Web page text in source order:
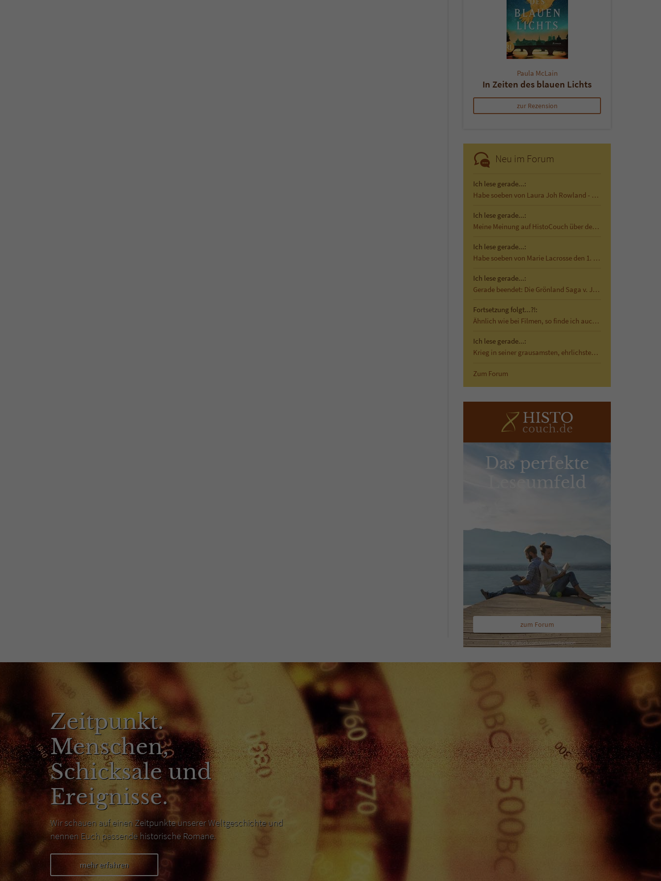
Paula McLain
In Zeiten des blauen Lichts
zur Rezension
Neu im Forum
Ich lese gerade...:
Habe soeben von Laura Joh Rowland - Der…
Ich lese gerade...:
Meine Meinung auf HistoCouch über den historischen…
Ich lese gerade...:
Habe soeben von Marie Lacrosse den 1. Band von Das…
Ich lese gerade...:
Gerade beendet: Die Grönland Saga v. Jane Smiley …
Fortsetzung folgt...?!:
Ähnlich wie bei Filmen, so finde ich auch bei…
Ich lese gerade...:
Krieg in seiner grausamsten, ehrlichsten Form Mit…
Zum Forum
Das perfekte
Leseumfeld
zum Forum
Zeitpunkt.
Menschen,
Schicksale und
Ereignisse.
Wir schauen auf einen Zeitpunkte unserer Weltgeschichte und
nennen Euch passende historische Romane.
mehr erfahren